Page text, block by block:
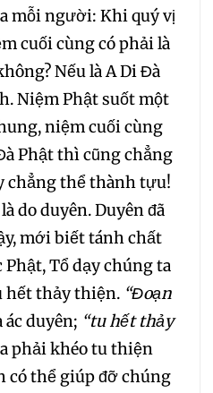
mỗi người: Khi quý vị
cuối cùng có phải là
Nếu là A Di Đà
Niệm Phật suốt một
niệm cuối cùng
Phật thì cũng chẳng
chẳng thể thành tựu!
do duyên. Duyên đã
mới biết tánh chất
Tổ dạy chúng ta
hết thảy thiện. “Đoạn
ác duyên; “tu hết thảy
phải khéo tu thiện
có thể giúp đỡ chúng